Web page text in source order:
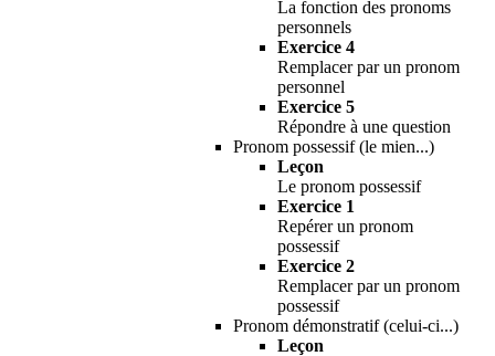
La fonction des pronoms
personnels
Exercice 4
Remplacer par un pronom
personnel
Exercice 5
Répondre à une question
Pronom possessif (le mien...)
Leçon
Le pronom possessif
Exercice 1
Repérer un pronom
possessif
Exercice 2
Remplacer par un pronom
possessif
Pronom démonstratif (celui-ci...)
Leçon